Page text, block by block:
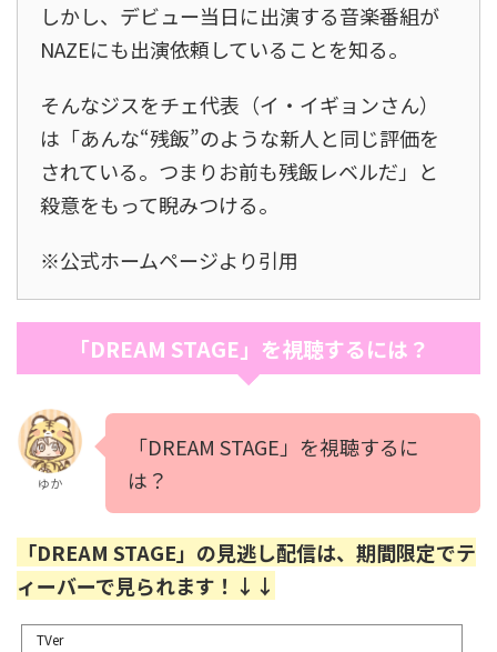
しかし、デビュー当日に出演する音楽番組が
NAZEにも出演依頼していることを知る。
そんなジスをチェ代表（イ・イギョンさん）
は「あんな“残飯”のような新人と同じ評価を
されている。つまりお前も残飯レベルだ」と
殺意をもって睨みつける。
※公式ホームページより引用
「DREAM STAGE」を視聴するには？
ゆか
「DREAM STAGE」を視聴するに
は？
「DREAM STAGE」の見逃し配信は、期間限定でテ
ィーバーで見られます！↓↓
TVer